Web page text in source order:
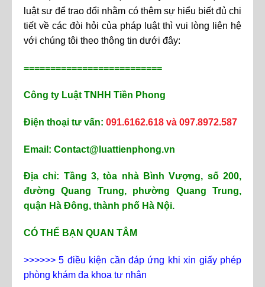
luật sư để trao đổi nhằm có thêm sự hiểu biết đủ chi
tiết về các đòi hỏi của pháp luật thì vui lòng liên hệ
với chúng tôi theo thông tin dưới đây:
==========================
Công ty Luật TNHH Tiền Phong
Điện thoại tư vấn: 091.6162.618 và 097.8972.587
Email: Contact@luattienphong.vn
Địa chỉ: Tầng 3, tòa nhà Bình Vượng, số 200,
đường Quang Trung, phường Quang Trung,
quận Hà Đông, thành phố Hà Nội.
CÓ THỂ BẠN QUAN TÂM
>>>>>>5 điều kiện cần đáp ứng khi xin giấy phép
phòng khám đa khoa tư nhân